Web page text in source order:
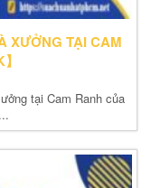
XƯỞNG TẠI CAM
tại Cam Ranh của